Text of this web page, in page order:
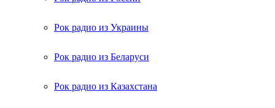
Рок радио из Украины
Рок радио из Беларуси
Рок радио из Казахстана